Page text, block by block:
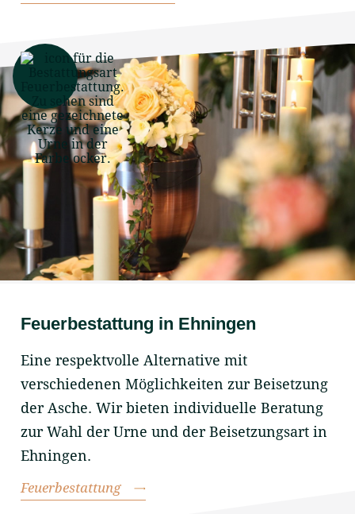
Feuerbestattung in Ehningen
Eine respektvolle Alternative mit
verschiedenen Möglichkeiten zur Beisetzung
der Asche. Wir bieten individuelle Beratung
zur Wahl der Urne und der Beisetzungsart in
Ehningen.
Feuerbestattung